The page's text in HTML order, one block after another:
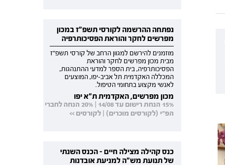
נפתחה ההרשמה לקורסי תשפ"ז במכון
מפרשים לחקר והוראת הפסיכותרפיה
מוזמנים להירשם למגוון הרחב של קורסי תשפ"ז
מבית מכון מפרשים לחקר והוראת
הפסיכותרפיה, בית הספר למדעי ההתנהגות,
המכללה האקדמית תל אביב-יפו, המוצעים
לאנשי מקצוע בתחומי הטיפול.
מכון מפרשים, האקדמית ת"א יפו
15% הנחת רישום עד 14/08 | 20% הנחה לחברי
הפ"י (לקורסים מוכרים) | לקורסים >>
כנס קהילה מצילה חיים - הכנס השנתי
של תנועת מש"ה למניעת אובדנות